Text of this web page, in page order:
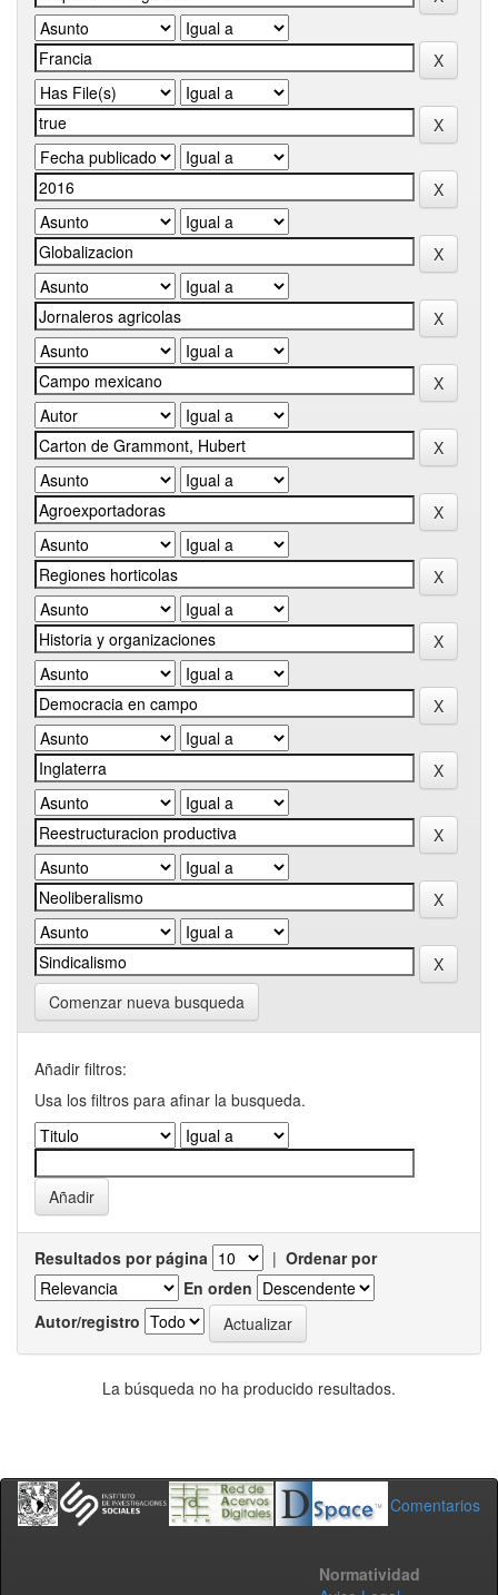
Comenzar nueva busqueda
Añadir filtros:
Usa los filtros para afinar la busqueda.
Resultados por página | Ordenar por
En orden
Autor/registro
La búsqueda no ha producido resultados.
Comentarios
Normatividad